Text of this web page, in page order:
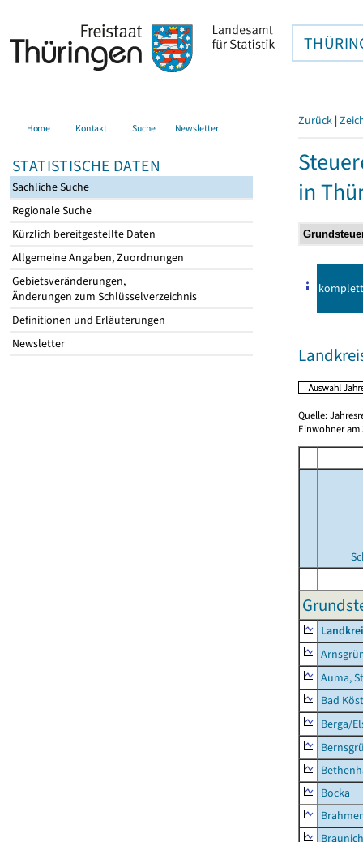
Home Kontakt Suche Newsletter
STATISTISCHE DATEN
Sachliche Suche
Regionale Suche
Kürzlich bereitgestellte Daten
Allgemeine Angaben, Zuordnungen
Gebietsveränderungen,
Änderungen zum Schlüsselverzeichnis
Definitionen und Erläuterungen
Newsletter
Zurück |
in
komplett
Quelle:
Einwohner am
Auma,
Bad
Berga/
Bocka